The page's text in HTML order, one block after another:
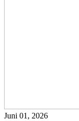
Juni 01, 2026